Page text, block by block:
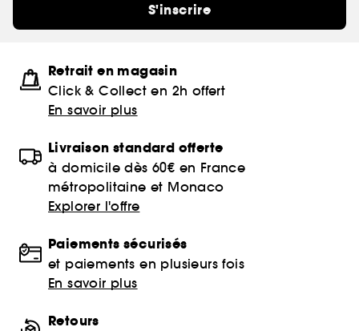
S'inscrire
Retrait en magasin
Click & Collect en 2h offert
En savoir plus
Livraison standard offerte
à domicile dès 60€ en France
métropolitaine et Monaco
Explorer l'offre
Paiements sécurisés
et paiements en plusieurs fois
En savoir plus
Retours